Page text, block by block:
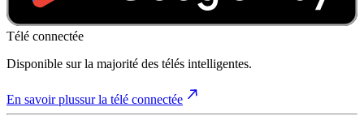
Télé connectée
Disponible sur la majorité des télés intelligentes.
En savoir plussur la télé connectée